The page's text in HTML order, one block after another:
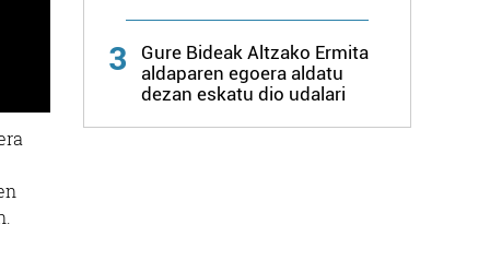
3
Gure Bideak Altzako Ermita
aldaparen egoera aldatu
dezan eskatu dio udalari